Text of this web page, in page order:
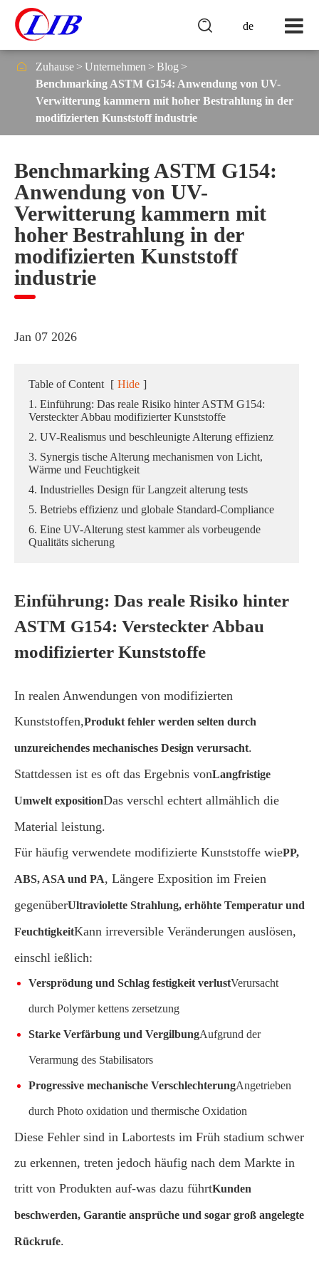
de

 Zuhause Unternehmen
Blog
Benchmarking ASTM G154: Anwendung von UV-
Verwitterung kammern mit hoher Bestrahlung in der
modifizierten Kunststoff industrie
Benchmarking ASTM G154:
Anwendung von UV-
Verwitterung kammern mit
hoher Bestrahlung in der
modifizierten Kunststoff
industrie
Jan 07 2026
Table of Content [ Hide ]
1. Einführung: Das reale Risiko hinter ASTM G154:
Versteckter Abbau modifizierter Kunststoffe
2. UV-Realismus und beschleunigte Alterung effizienz
3. Synergis tische Alterung mechanismen von Licht,
Wärme und Feuchtigkeit
4. Industrielles Design für Langzeit alterung tests
5. Betriebs effizienz und globale Standard-Compliance
6. Eine UV-Alterung stest kammer als vorbeugende
Qualitäts sicherung
Einführung: Das reale Risiko hinter
ASTM G154: Versteckter Abbau
modifizierter Kunststoffe
In realen Anwendungen von modifizierten
Kunststoffen,Produkt fehler werden selten durch
unzureichendes mechanisches Design verursacht.
Stattdessen ist es oft das Ergebnis vonLangfristige
Umwelt expositionDas verschl echtert allmählich die
Material leistung.
Für häufig verwendete modifizierte Kunststoffe wiePP,
ABS, ASA und PA, Längere Exposition im Freien
gegenüberUltraviolette Strahlung, erhöhte Temperatur und
FeuchtigkeitKann irreversible Veränderungen auslösen,
einschl ießlich:
Versprödung und Schlag festigkeit verlustVerursacht
durch Polymer kettens zersetzung
Starke Verfärbung und VergilbungAufgrund der
Verarmung des Stabilisators
Progressive mechanische VerschlechterungAngetrieben
durch Photo oxidation und thermische Oxidation
Diese Fehler sind in Labortests im Früh stadium schwer
zu erkennen, treten jedoch häufig nach dem Markte in
tritt von Produkten auf-was dazu führtKunden
beschwerden, Garantie ansprüche und sogar groß angelegte
Rückrufe.